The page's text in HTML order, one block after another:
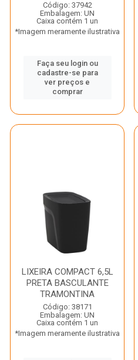
Código: 37942
Embalagem: UN
Caixa contém 1 un
*Imagem meramente ilustrativa
Faça seu login ou
cadastre-se para
ver preços e
comprar
LIXEIRA COMPACT 6,5L
PRETA BASCULANTE
TRAMONTINA
Código: 38171
Embalagem: UN
Caixa contém 1 un
*Imagem meramente ilustrativa